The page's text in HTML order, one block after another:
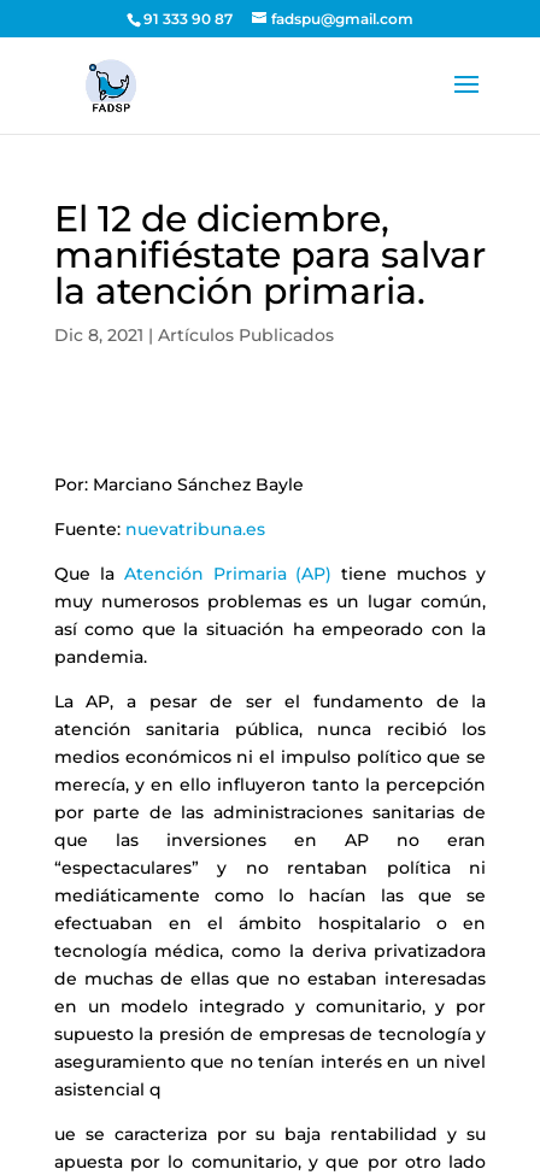
91 333 90 87 fadspu@gmail.com
El 12 de diciembre,
manifiéstate para salvar
la atención primaria.
Dic 8, 2021 | Artículos Publicados
Por: Marciano Sánchez Bayle
Fuente: nuevatribuna.es
Que la Atención Primaria (AP) tiene muchos y
muy numerosos problemas es un lugar común,
así como que la situación ha empeorado con la
pandemia.
La AP, a pesar de ser el fundamento de la
atención sanitaria pública, nunca recibió los
medios económicos ni el impulso político que se
merecía, y en ello influyeron tanto la percepción
por parte de las administraciones sanitarias de
que las inversiones en AP no eran
“espectaculares” y no rentaban política ni
mediáticamente como lo hacían las que se
efectuaban en el ámbito hospitalario o en
tecnología médica, como la deriva privatizadora
de muchas de ellas que no estaban interesadas
en un modelo integrado y comunitario, y por
supuesto la presión de empresas de tecnología y
aseguramiento que no tenían interés en un nivel
asistencial q
ue se caracteriza por su baja rentabilidad y su
apuesta por lo comunitario, y que por otro lado